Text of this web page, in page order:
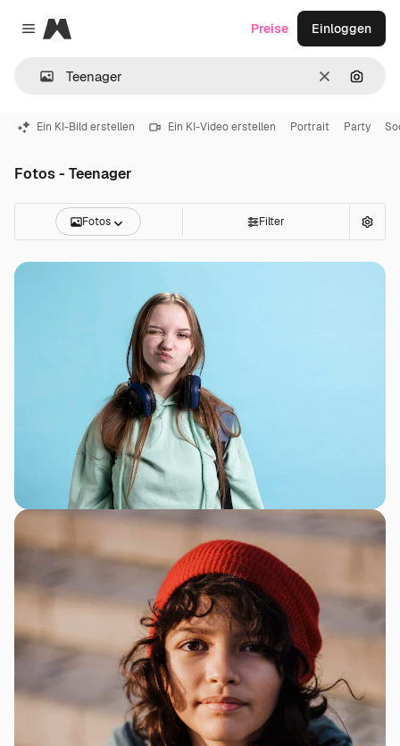
Close menu
Magnific
LöschenNach
Preise Einloggen
Ein KI-Bild erstellen Ein KI-Video erstellen Portrait Party
Fotos - Teenager
Fotos Filter